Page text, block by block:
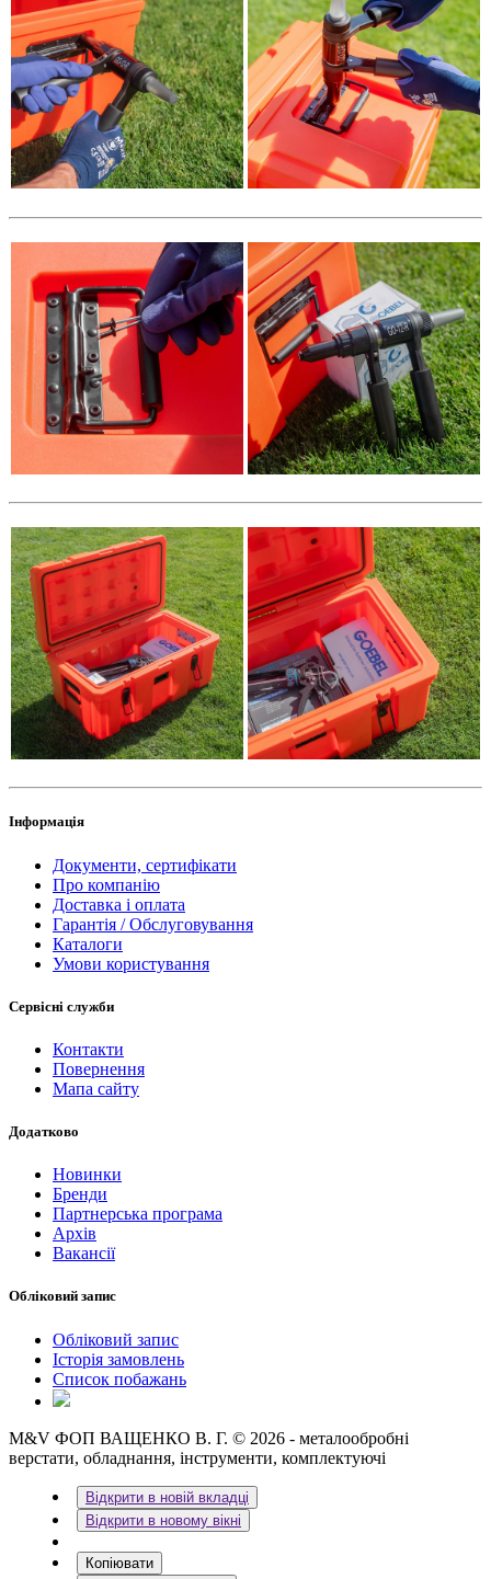
Інформація
Документи, сертифікати
Про компанію
Доставка і оплата
Гарантія / Обслуговування
Каталоги
Умови користування
Сервісні служби
Контакти
Повернення
Мапа сайту
Додатково
Новинки
Бренди
Партнерська програма
Архів
Вакансії
Обліковий запис
Обліковий запис
Історія замовлень
Список побажань
M&V ФОП ВАЩЕНКО В. Г. © 2026 - металообробні
верстати, обладнання, інструменти, комплектуючі
Відкрити в новій вкладці
Відкрити в новому вікні
Копіювати